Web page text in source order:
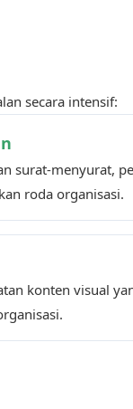
secara intensif:
surat-menyurat,
roda organisasi.
konten visual